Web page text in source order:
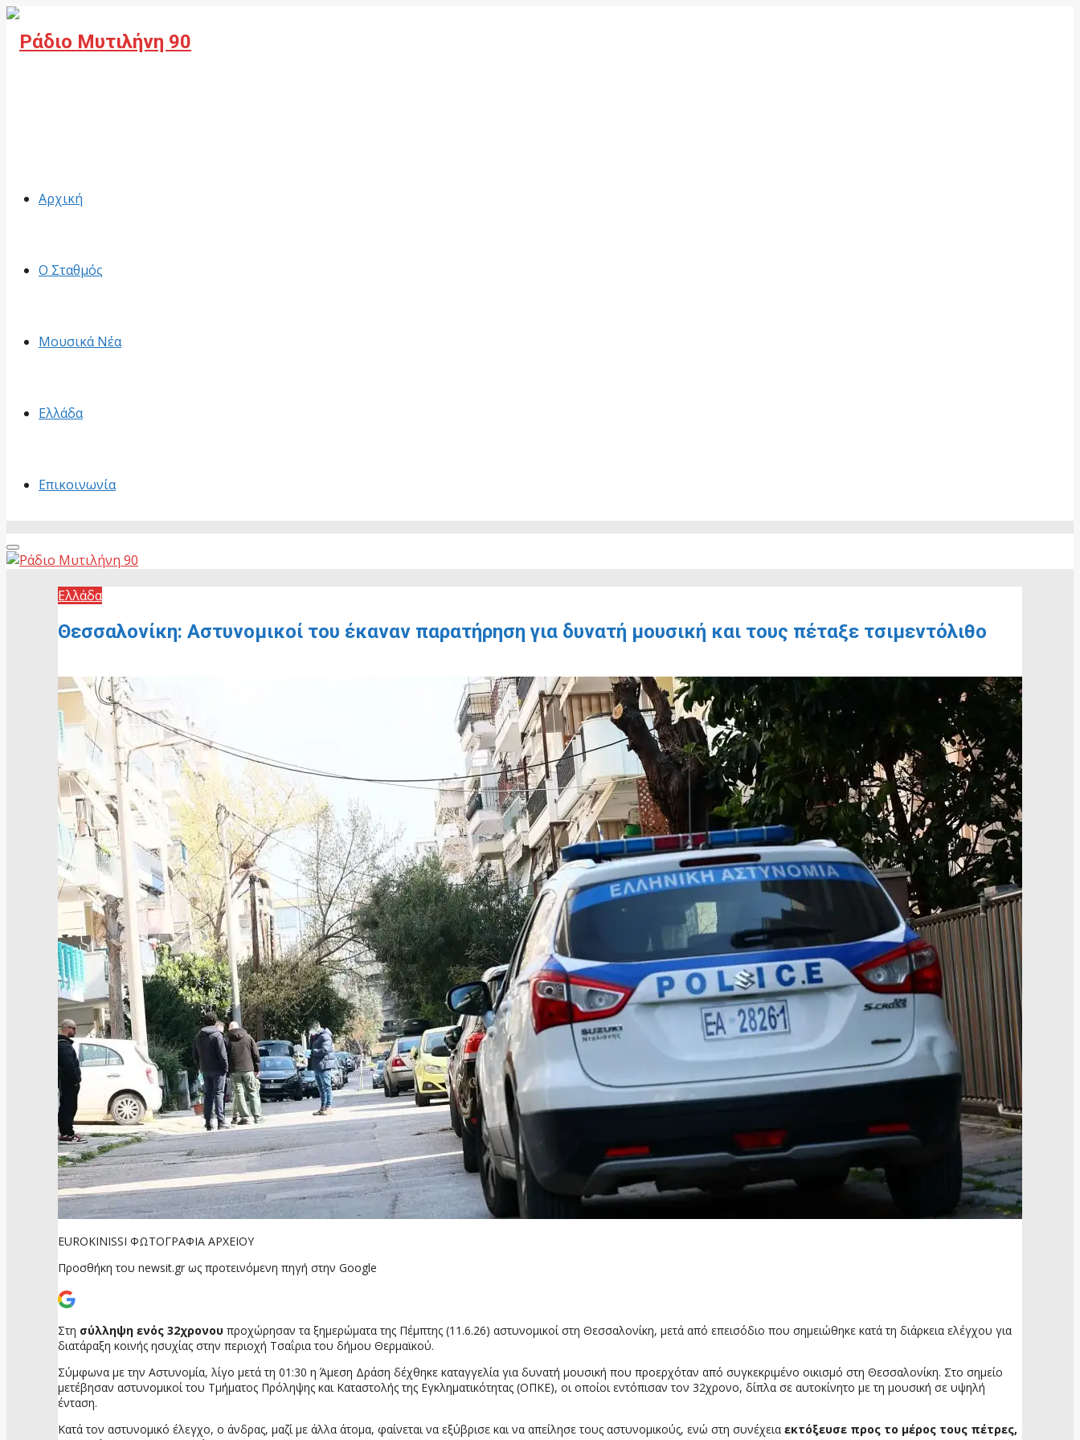
Αρχική
Ο Σταθμός
Μουσικά Νέα
Ελλάδα
Επικοινωνία
Primary
Menu
Ελλάδα
Θεσσαλονίκη: Αστυνομικοί του έκαναν παρατήρηση για δυνατή μουσική και τους πέταξε τσιμεντόλιθο
EUROKINISSI ΦΩΤΟΓΡΑΦΙΑ ΑΡΧΕΙΟΥ
Προσθήκη του newsit.gr ως προτεινόμενη πηγή στην Google
Στη σύλληψη ενός 32χρονου προχώρησαν τα ξημερώματα της Πέμπτης (11.6.26) αστυνομικοί στη Θεσσαλονίκη, μετά από επεισόδιο που σημειώθηκε κατά τη διάρκεια ελέγχου για
διατάραξη κοινής ησυχίας στην περιοχή Τσαΐρια του δήμου Θερμαϊκού.
Σύμφωνα με την Αστυνομία, λίγο μετά τη 01:30 η Άμεση Δράση δέχθηκε καταγγελία για δυνατή μουσική που προερχόταν από συγκεκριμένο οικισμό στη Θεσσαλονίκη. Στο σημείο
μετέβησαν αστυνομικοί του Τμήματος Πρόληψης και Καταστολής της Εγκληματικότητας (ΟΠΚΕ), οι οποίοι εντόπισαν τον 32χρονο, δίπλα σε αυτοκίνητο με τη μουσική σε υψηλή
ένταση.
Κατά τον αστυνομικό έλεγχο, ο άνδρας, μαζί με άλλα άτομα, φαίνεται να εξύβρισε και να απείλησε τους αστυνομικούς, ενώ στη συνέχεια εκτόξευσε προς το μέρος τους πέτρες,